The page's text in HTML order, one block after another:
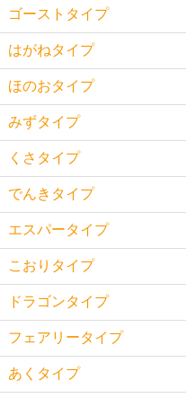
ゴーストタイプ
はがねタイプ
ほのおタイプ
みずタイプ
くさタイプ
でんきタイプ
エスパータイプ
こおりタイプ
ドラゴンタイプ
フェアリータイプ
あくタイプ